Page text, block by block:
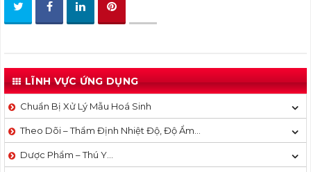
LĨNH VỰC ỨNG DỤNG
Chuẩn Bị Xử Lý Mẫu Hoá Sinh
Theo Dõi – Thẩm Định Nhiệt Độ, Độ Ẩm…
Dược Phẩm – Thú Y…